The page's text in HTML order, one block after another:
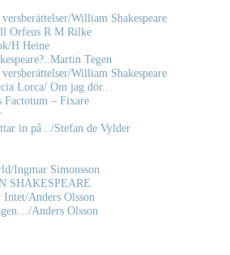
William Shakespeare
Orfeus R M Rilke
H Heine
Tegen
William Shakespeare
Lorca/ Om jag dör..
Factotum – Fixare
in på ../Stefan de Vylder
Ingmar Simonsson
SHAKESPEARE
Intet/Anders Olsson
Anders Olsson